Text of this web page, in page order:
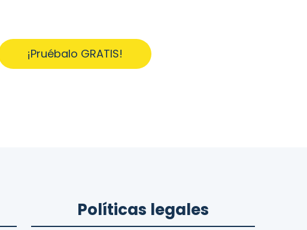
¡Pruébalo GRATIS!
Políticas legales